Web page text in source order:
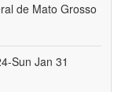
de Mato Grosso
Sun Jan 31